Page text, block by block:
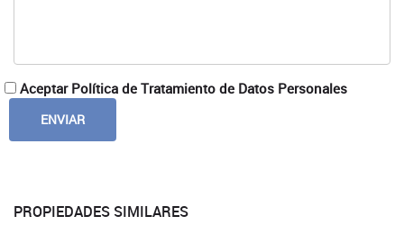
Aceptar Política de Tratamiento de Datos Personales
PROPIEDADES SIMILARES